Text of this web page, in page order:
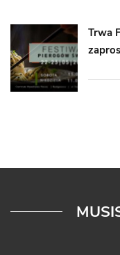
Trwa